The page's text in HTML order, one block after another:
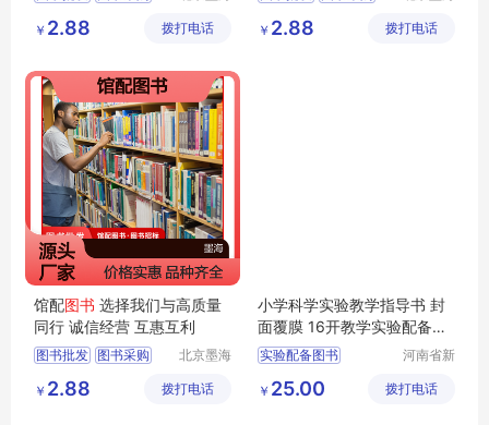
图书
有限公司
￥ 2.88 拨打电话
图书
有限公司
￥ 2.88 拨打电话
馆配图书 选择我们与高质量
同行 诚信经营 互惠互利
图书批发 图书采购
图书价格
北京墨海
有限公司
￥ 2.88 拨打电话
小学科学实验教学指导书 封
面覆膜 16开教学实验配备图
书教学图书
实验配备图书
科学图书 教学图书
河南省新
区工业园
￥ 25.00 拨打电话